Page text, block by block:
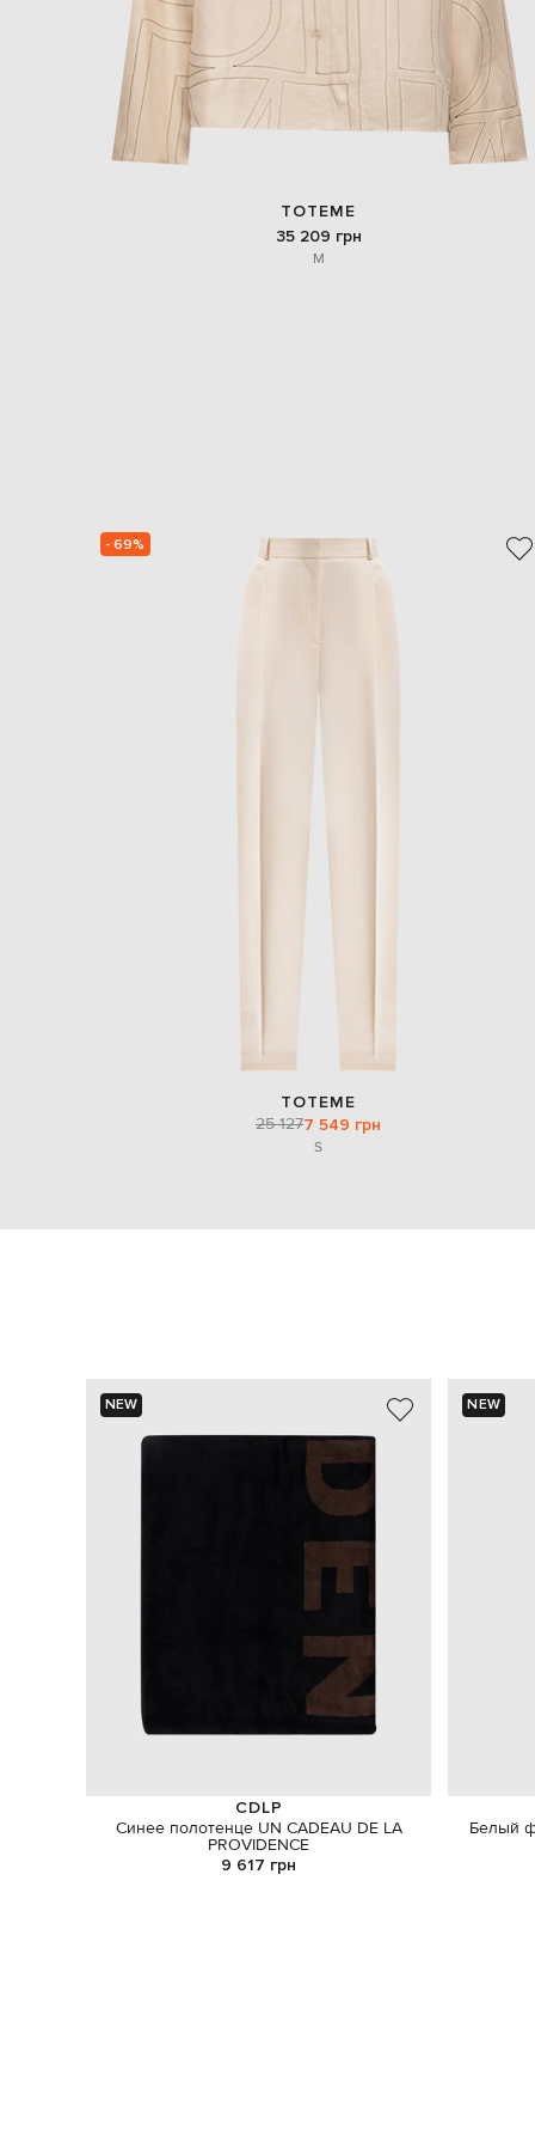
TOTEME
35 209 грн
M
- 69%
TOTEME
25 1277 549 грн
S
NEW
CDLP
Синее полотенце UN CADEAU DE LA
PROVIDENCE
9 617 грн
NEW
Белый